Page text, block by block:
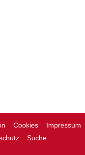
Cookies
Impressum
Suche